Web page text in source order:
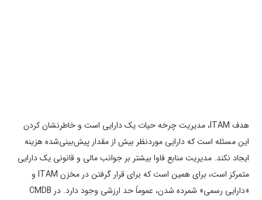
هدف ITAM، مدیریت چرخه حیات یک دارایی است و خاطرنشان کردن
این مسئله است که دارایی موردنظر بیش از مقدار پیش‌بینی‌شده هزینه
ایجاد نکند. مدیریت منابع فاوا بیشتر بر جوانب مالی و قانونی یک دارایی
متمرکز است، برای همین است که برای قرار گرفتن در مخزن ITAM و
«دارایی رسمی» شمرده شدن، عموماً حد ارزشی وجود دارد. در CMDB